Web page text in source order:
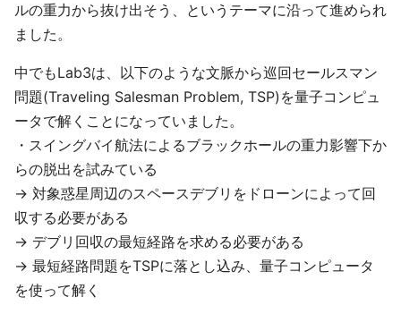
ルの重力から抜け出そう、というテーマに沿って進められ
ました。
中でもLab3は、以下のような文脈から巡回セールスマン
問題(Traveling Salesman Problem, TSP)を量子コンピュ
ータで解くことになっていました。
・スイングバイ航法によるブラックホールの重力影響下か
らの脱出を試みている
→ 対象惑星周辺のスペースデブリをドローンによって回
収する必要がある
→ デブリ回収の最短経路を求める必要がある
→ 最短経路問題をTSPに落とし込み、量子コンピュータ
を使って解く